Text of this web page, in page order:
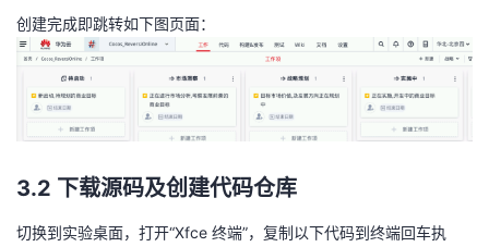
创建完成即跳转如下图页面：
3.2 下载源码及创建代码仓库
切换到实验桌面，打开“Xfce 终端”，复制以下代码到终端回车执